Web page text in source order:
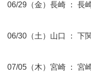
06/29（金）長崎 ： 長
06/30（土）山口 ： 下
07/05（木）宮崎 ： 宮